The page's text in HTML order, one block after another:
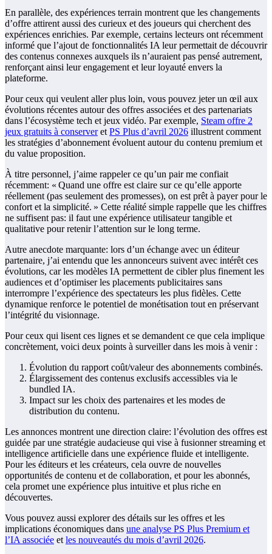
En parallèle, des expériences terrain montrent que les changements
d’offre attirent aussi des curieux et des joueurs qui cherchent des
expériences enrichies. Par exemple, certains lecteurs ont récemment
informé que l’ajout de fonctionnalités IA leur permettait de découvrir
des contenus connexes auxquels ils n’auraient pas pensé autrement,
renforçant ainsi leur engagement et leur loyauté envers la
plateforme.
Pour ceux qui veulent aller plus loin, vous pouvez jeter un œil aux
évolutions récentes autour des offres associées et des partenariats
dans l’écosystème tech et jeux vidéo. Par exemple, Steam offre 2
jeux gratuits à conserveret PS Plus d’avril 2026 illustrent comment
les stratégies d’abonnement évoluent autour du contenu premium et
du value proposition.
À titre personnel, j’aime rappeler ce qu’un pair me confiait
récemment: « Quand une offre est claire sur ce qu’elle apporte
réellement (pas seulement des promesses), on est prêt à payer pour le
confort et la simplicité. » Cette réalité simple rappelle que les chiffres
ne suffisent pas: il faut une expérience utilisateur tangible et
qualitative pour retenir l’attention sur le long terme.
Autre anecdote marquante: lors d’un échange avec un éditeur
partenaire, j’ai entendu que les annonceurs suivent avec intérêt ces
évolutions, car les modèles IA permettent de cibler plus finement les
audiences et d’optimiser les placements publicitaires sans
interrompre l’expérience des spectateurs les plus fidèles. Cette
dynamique renforce le potentiel de monétisation tout en préservant
l’intégrité du visionnage.
Pour ceux qui lisent ces lignes et se demandent ce que cela implique
concrètement, voici deux points à surveiller dans les mois à venir :
Évolution du rapport coût/valeur des abonnements combinés.
Élargissement des contenus exclusifs accessibles via le
bundled IA.
Impact sur les choix des partenaires et les modes de
distribution du contenu.
Les annonces montrent une direction claire: l’évolution des offres est
guidée par une stratégie audacieuse qui vise à fusionner streaming et
intelligence artificielle dans une expérience fluide et intelligente.
Pour les éditeurs et les créateurs, cela ouvre de nouvelles
opportunités de contenu et de collaboration, et pour les abonnés,
cela promet une expérience plus intuitive et plus riche en
découvertes.
Vous pouvez aussi explorer des détails sur les offres et les
implications économiques dans une analyse PS Plus Premium et
l’IA associée et les nouveautés du mois d’avril 2026.